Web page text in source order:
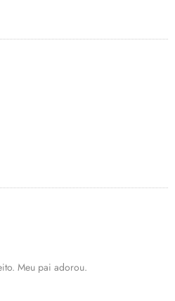
Meu pai adorou.